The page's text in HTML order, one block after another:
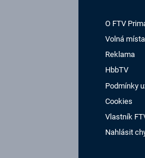
O FTV
Volná místa
Reklama
HbbTV
Podmínky
Cookies
Vlastník
Nahlásit